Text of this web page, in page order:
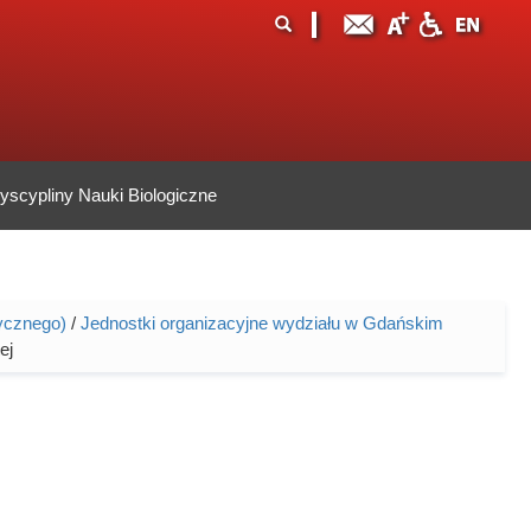
Nauki Biologiczne
/ Jednostki organizacyjne wydziału w Gdańskim